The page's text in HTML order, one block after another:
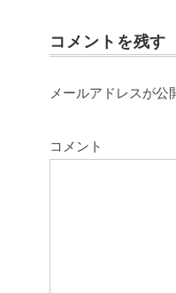
コメントを残す
メールアドレスが公
コメント